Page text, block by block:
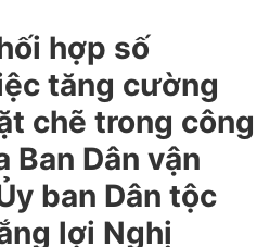
hợp số
tăng cường
chẽ trong công
Dân vận
ban Dân tộc
lợi Nghị